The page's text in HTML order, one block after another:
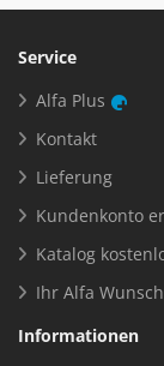
Service
Alfa Plus
Kontakt
Lieferung
Kundenkonto
Katalog
Ihr Alfa
Informationen